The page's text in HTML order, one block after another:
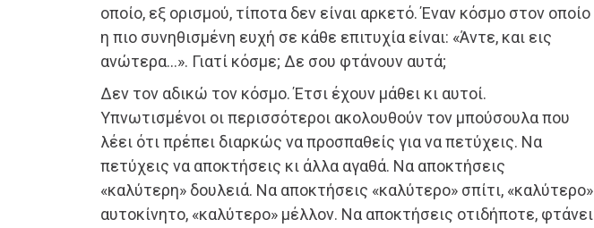
οποίο, εξ ορισμού, τίποτα δεν είναι αρκετό. Έναν κόσμο στον οποίο
η πιο συνηθισμένη ευχή σε κάθε επιτυχία είναι: «Άντε, και εις
ανώτερα…». Γιατί κόσμε; Δε σου φτάνουν αυτά;
Δεν τον αδικώ τον κόσμο. Έτσι έχουν μάθει κι αυτοί.
Υπνωτισμένοι οι περισσότεροι ακολουθούν τον μπούσουλα που
λέει ότι πρέπει διαρκώς να προσπαθείς για να πετύχεις. Να
πετύχεις να αποκτήσεις κι άλλα αγαθά. Να αποκτήσεις
«καλύτερη» δουλειά. Να αποκτήσεις «καλύτερο» σπίτι, «καλύτερο»
αυτοκίνητο, «καλύτερο» μέλλον. Να αποκτήσεις οτιδήποτε, φτάνει